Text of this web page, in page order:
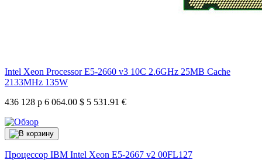
Intel Xeon Processor E5-2660 v3 10C 2.6GHz 25MB Cache
2133MHz 135W
436 128 р 6 064.00 $ 5 531.91 €
Процессор IBM Intel Xeon E5-2667 v2 00FL127